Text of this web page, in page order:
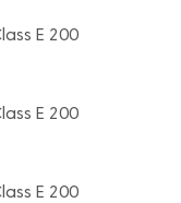
E 200
E 200
E 200